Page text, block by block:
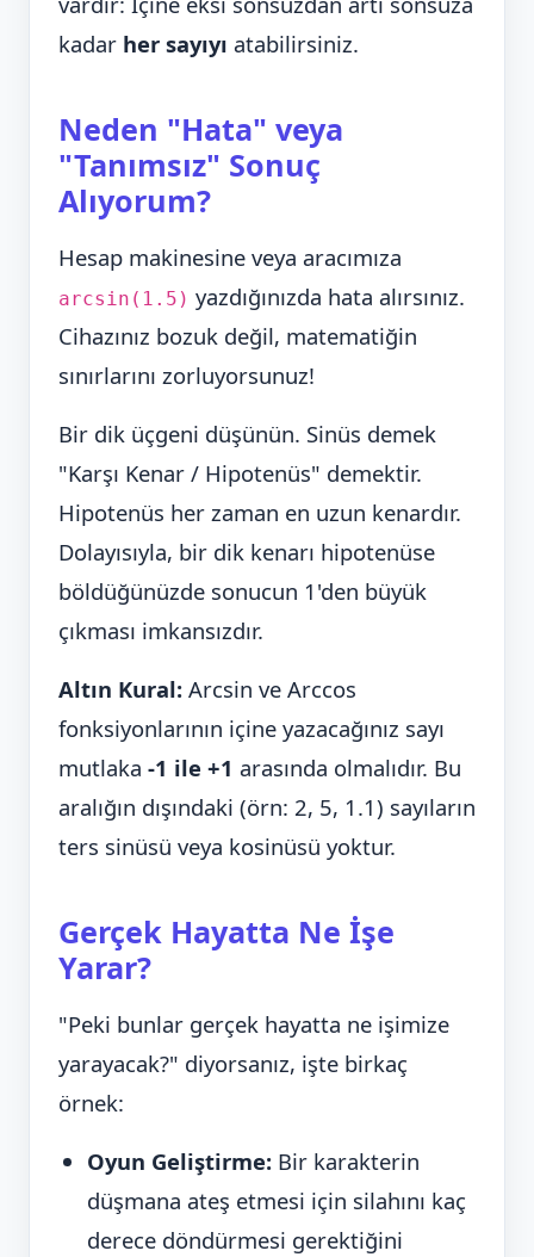
kadar her sayıyı atabilirsiniz.
Neden "Hata" veya
"Tanımsız" Sonuç
Alıyorum?
Hesap makinesine veya aracımıza
arcsin(1.5) yazdığınızda hata alırsınız.
Cihazınız bozuk değil, matematiğin
sınırlarını zorluyorsunuz!
Bir dik üçgeni düşünün. Sinüs demek
"Karşı Kenar / Hipotenüs" demektir.
Hipotenüs her zaman en uzun kenardır.
Dolayısıyla, bir dik kenarı hipotenüse
böldüğünüzde sonucun 1'den büyük
çıkması imkansızdır.
Altın Kural: Arcsin ve Arccos
fonksiyonlarının içine yazacağınız sayı
mutlaka -1 ile +1 arasında olmalıdır. Bu
aralığın dışındaki (örn: 2, 5, 1.1) sayıların
ters sinüsü veya kosinüsü yoktur.
Gerçek Hayatta Ne İşe
Yarar?
"Peki bunlar gerçek hayatta ne işimize
yarayacak?" diyorsanız, işte birkaç
örnek:
Oyun Geliştirme: Bir karakterin
düşmana ateş etmesi için silahını kaç
derece döndürmesi gerektiğini